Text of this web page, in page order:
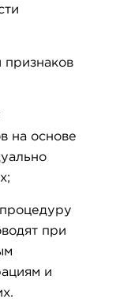
на основе
при
и